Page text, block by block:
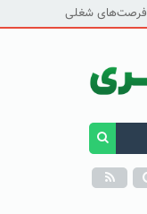
فرصت‌های شغلی